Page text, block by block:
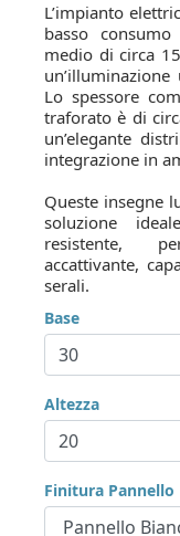
L’impianto
basso
medio di circa
Lo spessore
traforato è di
un’elegante
integrazione in
Queste insegne
soluzione
resistente,
accattivante,
serali.
Base
Altezza
Finitura Pannello